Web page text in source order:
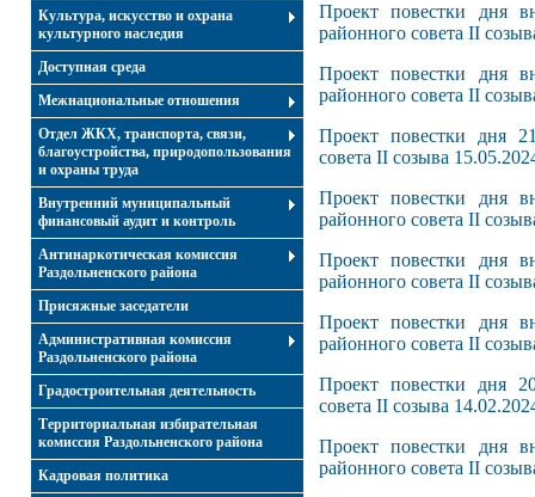
Культура, искусство и охрана
культурного наследия
Доступная среда
Межнациональные отношения
Отдел ЖКХ, транспорта, связи,
благоустройства, природопользования
и охраны труда
Внутренний муниципальный
финансовый аудит и контроль
Антинаркотическая комиссия
Раздольненского района
Присяжные заседатели
Административная комиссия
Раздольненского района
Градостроительная деятельность
Территориальная избирательная
комиссия Раздольненского района
Кадровая политика
Проект повестки дня
районного совета II
Проект повестки дня
районного совета II
Проект повестки дня
совета II созыва
Проект повестки дня
районного совета II
Проект повестки дня
районного совета II
Проект повестки дня
районного совета II
Проект повестки дня
совета II созыва
Проект повестки дня
районного совета II